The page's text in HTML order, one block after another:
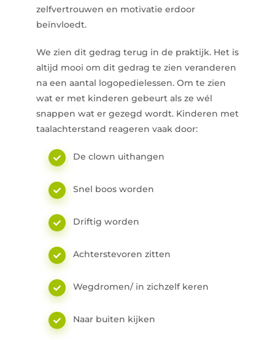
zelfvertrouwen en motivatie erdoor
beïnvloedt.
We zien dit gedrag terug in de praktijk. Het is
altijd mooi om dit gedrag te zien veranderen
na een aantal logopedielessen. Om te zien
wat er met kinderen gebeurt als ze wél
snappen wat er gezegd wordt. Kinderen met
taalachterstand reageren vaak door:
De clown uithangen
Snel boos worden
Driftig worden
Achterstevoren zitten
Wegdromen/ in zichzelf keren
Naar buiten kijken